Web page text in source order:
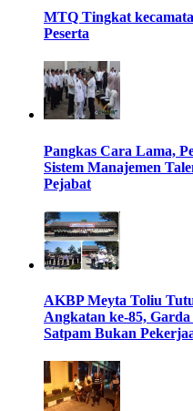
MTQ Tingkat
Peserta
Pangkas Cara Lama,
Sistem Manajemen
Pejabat
AKBP Meyta Toliu
Angkatan ke-85,
Satpam Bukan